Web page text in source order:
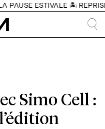
ESTIVALE 🏝️ REPRISE
Simo Cell :